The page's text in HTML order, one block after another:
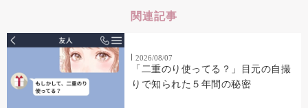
関連記事
2026/08/07
「二重のり使ってる？」目元の自撮
りで知られた５年間の秘密